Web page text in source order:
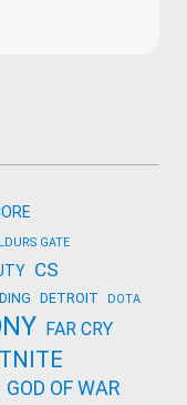
GATE
CS
DETROIT DOTA
FAR CRY
GOD OF WAR